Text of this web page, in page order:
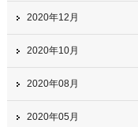
2020年12月
2020年10月
2020年08月
2020年05月